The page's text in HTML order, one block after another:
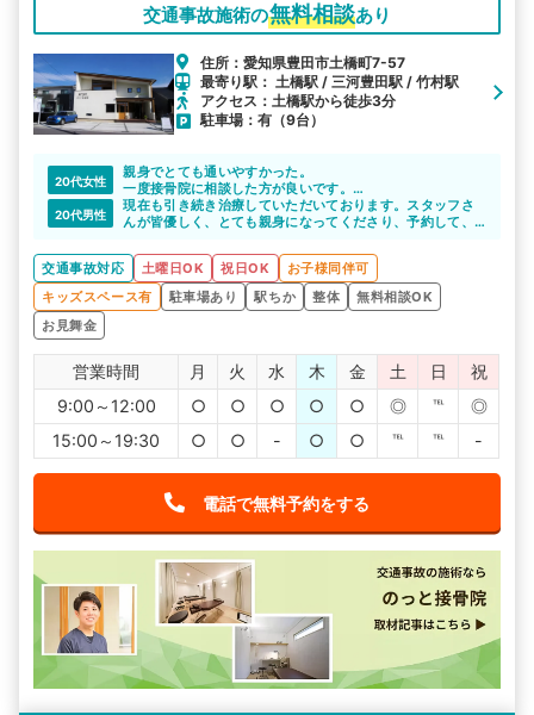
交通事故施術の無料相談あり
住所：愛知県豊田市土橋町7-57
最寄り駅： 土橋駅 / 三河豊田駅 / 竹村駅
アクセス：土橋駅から徒歩3分
駐車場：有（9台）
20代女性
親身でとても通いやすかった。
一度接骨院に相談した方が良いです。
事故後の色々な面倒ごとがスムーズに進むと思います。
20代男性
現在も引き続き治療していただいております。スタッフさ
んが皆優しく、とても親身になってくださり、予約して、
けられない私はとても助かっています。
交通事故対応 土曜日OK 祝日OK
お子様同伴可
キッズスペース有
駐車場あり 駅ちか 整体
無料相談OK
お見舞金
営業時間 月 火 水 木 金 土 日
祝
9:00～12:00
○ ○ ○ ○ ○ ◎ ℡
◎
15:00～19:30
○ ○ - ○ ○ ℡ ℡ -
電話で無料予約をする